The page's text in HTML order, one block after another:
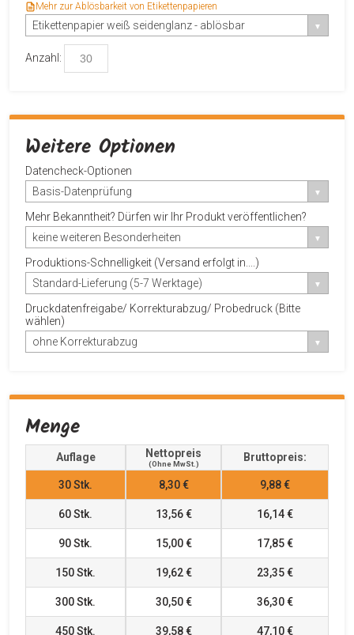
Mehr zur Ablösbarkeit von Etikettenpapieren
Etikettenpapier weiß seidenglanz - ablösbar
Anzahl:
Weitere Optionen
Datencheck-Optionen
Basis-Datenprüfung
Mehr Bekanntheit? Dürfen wir Ihr Produkt veröffentlichen?
keine weiteren Besonderheiten
Produktions-Schnelligkeit (Versand erfolgt in....)
Standard-Lieferung (5-7 Werktage)
Druckdatenfreigabe/ Korrekturabzug/ Probedruck (Bitte
wählen)
ohne Korrekturabzug
Menge
Auflage Nettopreis
(ohne MwSt.)
Bruttopreis:
30Stk. 8,30 € 9,88 €
60Stk. 13,56 € 16,14 €
90Stk. 15,00 € 17,85 €
150Stk. 19,62 € 23,35 €
300Stk. 30,50 € 36,30 €
450Stk. 39,58 € 47,10 €